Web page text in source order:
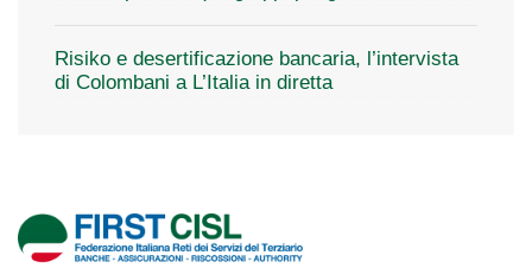
Risiko e desertificazione bancaria, l’intervista
di Colombani a L’Italia in diretta